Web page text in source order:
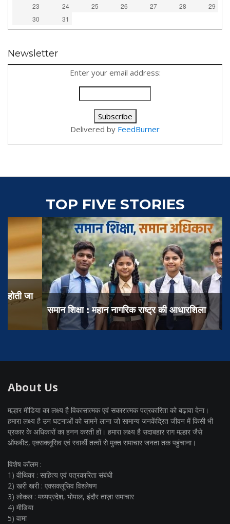
23
24 25 26 27 28
29
30
31
Newsletter
Enter your email address:
Delivered by FeedBurner
TOP FIVE STORIES
समान शिक्षा : महान नागरिक राष्ट्र की आधारशिला
About Us
मल्हार मीडिया का लक्ष्य है विकासात्मक एवं सकारात्मक पत्रकारिता को बढ़ावा देना।
हमारा लक्ष्य है उन घटनाओं को सामने लाना जो सामान्य जनकेंद्रित जीवन में किसी भी
प्रकार के अधिकारों का हनन करती हों। हमारा लक्ष्य है सदाबहार राग मल्हार जैसे
ऑफबीट, एक्सक्लूसिव एवं स्वार्थी तत्वों से मुक्त समाचार जनता तक पहुंचाना।
विशेष कॉलम :
1) वीथिका : साहित्य एवं पत्रकारिता संबंधी
2) खरी खरी : एक्सक्लूसिव विश्लेषण
3) लोकल : मध्यप्रदेश, भोपाल, इंदौर ताज़ा समाचार
4) मीडिया
5) वामा